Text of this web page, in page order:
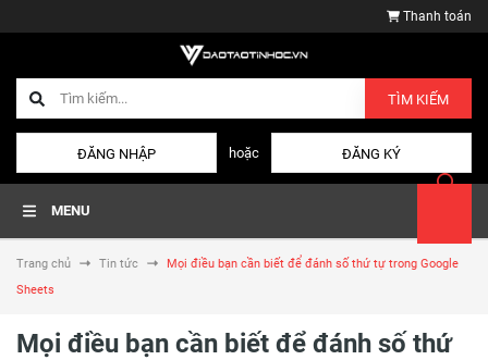
Thanh toán
TÌM KIẾM
ĐĂNG NHẬP hoặc ĐĂNG KÝ
MENU
Trang chủ Tin tức
Mọi điều bạn cần biết để đánh số thứ tự trong Google
Sheets
Mọi điều bạn cần biết để đánh số thứ